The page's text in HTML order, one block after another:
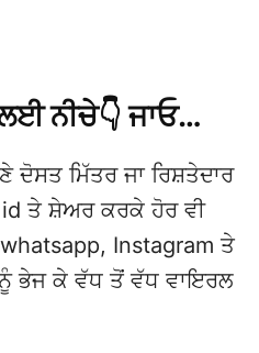
ਨੀਚੇ👇 ਜਾਓ…
ਮਿੱਤਰ ਜਾ ਰਿਸ਼ਤੇਦਾਰ
ਤੇ ਸ਼ੇਅਰ ਕਰਕੇ ਹੋਰ ਵੀ
Instagram ਤੇ
ਭੇਜ ਕੇ ਵੱਧ ਤੋਂ ਵੱਧ ਵਾਇਰਲ